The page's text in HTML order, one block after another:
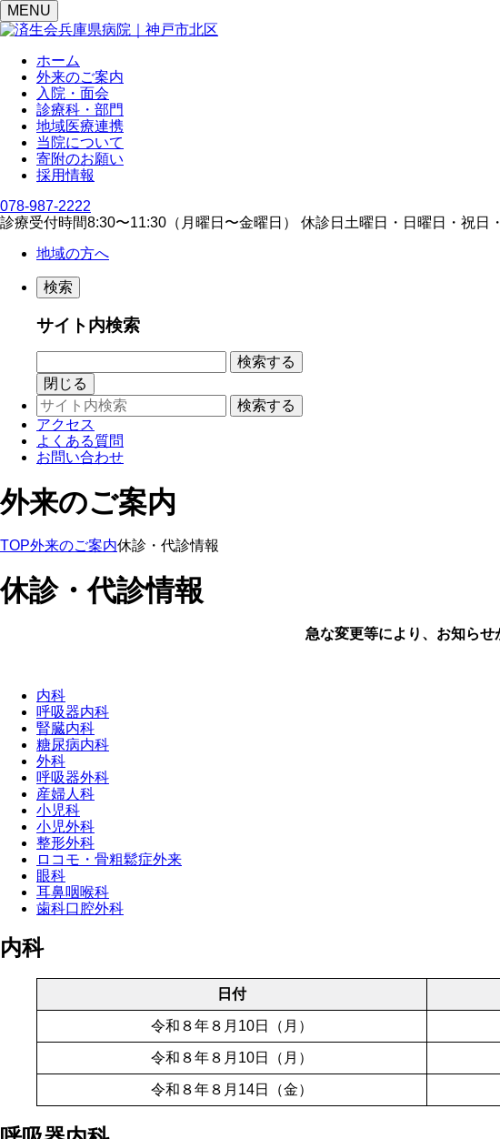
MENU
ホーム
外来のご案内
入院・面会
診療科・部門
地域医療連携
当院について
寄附のお願い
採用情報
078-987-2222
診療受付時間8:30〜11:30（⽉曜⽇〜⾦曜⽇） 休診日 ⼟曜⽇・⽇曜⽇・祝⽇
地域の方へ
検索
サイト内検索
閉じる
アクセス
よくある質問
お問い合わせ
外来のご案内
TOP外来のご案内休診・代診情報
休診・代診情報
急な変更等により、お知らせ
内科
呼吸器内科
腎臓内科
糖尿病内科
外科
呼吸器外科
産婦人科
小児科
小児外科
整形外科
ロコモ・骨粗鬆症外来
眼科
耳鼻咽喉科
歯科口腔外科
内科
日付
令和８年８月10日（月）
令和８年８月10日（月）
令和８年８月14日（金）